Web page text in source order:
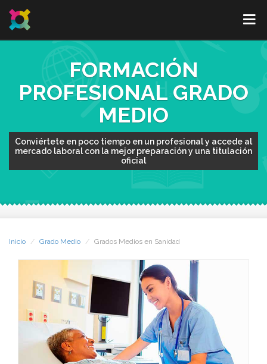
FORMACIÓN
PROFESIONAL GRADO
MEDIO
Conviértete en poco tiempo en un profesional y accede al
mercado laboral con la mejor preparación y una titulación
oficial
Inicio Grado Medio Grados Medios en Sanidad